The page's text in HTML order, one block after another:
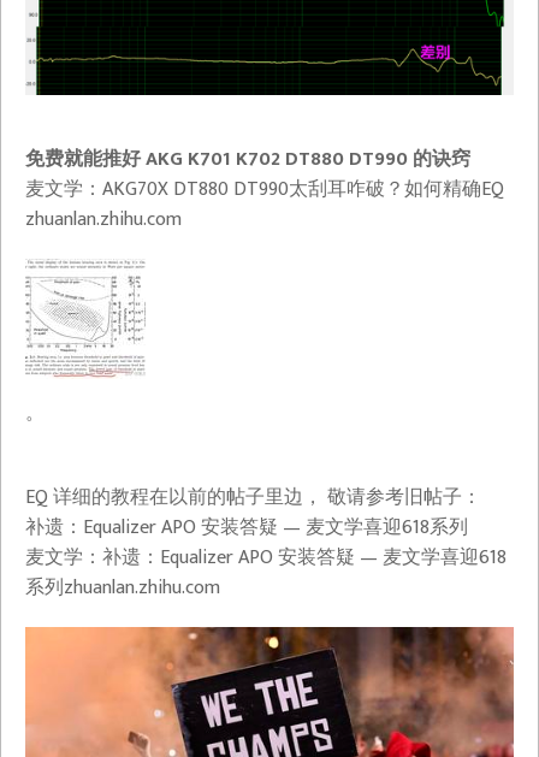
免费就能推好 AKG K701 K702 DT880 DT990 的诀窍
麦文学：AKG70X DT880 DT990太刮耳咋破？如何精确EQ​
zhuanlan.zhihu.com
。
EQ 详细的教程在以前的帖子里边， 敬请参考旧帖子：
补遗：Equalizer APO 安装答疑 — 麦文学喜迎618系列
麦文学：补遗：Equalizer APO 安装答疑 — 麦文学喜迎618
系列​zhuanlan.zhihu.com